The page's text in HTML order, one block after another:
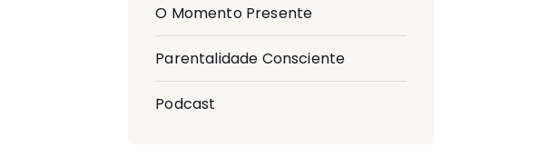
O Momento Presente
Parentalidade Consciente
Podcast